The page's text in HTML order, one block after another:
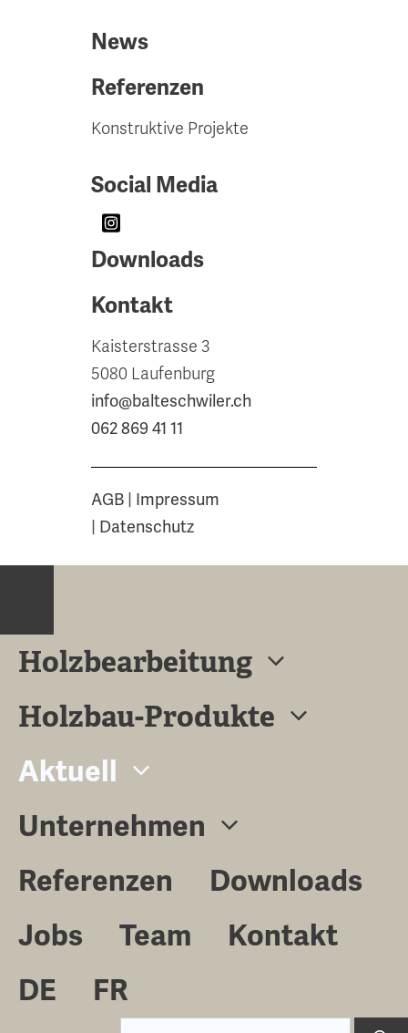
News
Referenzen
Konstruktive Projekte
Social Media
Downloads
Kontakt
Kaisterstrasse 3
5080 Laufenburg
info@balteschwiler.ch
062 869 41 11
AGB | Impressum
| Datenschutz
Close
Holzbearbeitung
Holzbau-Produkte
Aktuell
Unternehmen
Referenzen
Downloads
Jobs
Team
Kontakt
DE
FR